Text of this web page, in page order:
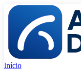
Pular para o conteúdo
Início